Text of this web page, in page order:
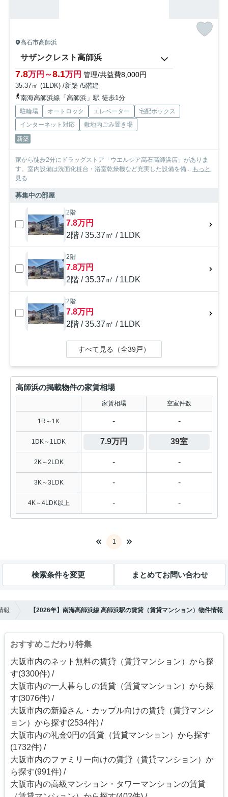
高石市高師浜
サザンクレスト高師浜
7.8万円～8.1万円 管理/共益費8,000円
35.37㎡ (1LDK) /新築 /5階建
南海高師浜線「高師浜」駅 徒歩1分
駐輪場 オートロック エレベーター
宅配ボックス
インターネット対応
敷地内ごみ置き場
新築
家から徒歩2分にドラッグストア「ウエルシア高石高師浜店」がありま
す。室内設備は洗面化粧台・浴室乾燥機など充実した設備を備...
もっと
見る
募集中の部屋
2階
7.8万円
2階 / 35.37㎡ / 1LDK
2階
7.8万円
2階 / 35.37㎡ / 1LDK
2階
7.8万円
2階 / 35.37㎡ / 1LDK
すべて見る（全39戸）
高師浜の掲載物件の家賃相場
家賃相場 空室件数
1R～1K - -
1DK～1LDK 7.9万円 39室
2K～2LDK - -
3K～3LDK - -
4K～4LDK以上 - -
1
検索条件を変更 まとめてお問い合わせ
報 【2026年】南海高師浜線 高師浜駅の賃貸（賃貸マンション）物件情報
おすすめこだわり特集
大阪市内のネット無料の賃貸（賃貸マンション）から探
す(3300件)
大阪市内の一人暮らしの賃貸（賃貸マンション）から探
す(3076件)
大阪市内の新婚さん・カップル向けの賃貸（賃貸マンシ
ョン）から探す(2534件)
大阪市内の礼金0円の賃貸（賃貸マンション）から探す
(1732件)
大阪市内のファミリー向けの賃貸（賃貸マンション）か
ら探す(991件)
大阪市内の高級マンション・タワーマンションの賃貸